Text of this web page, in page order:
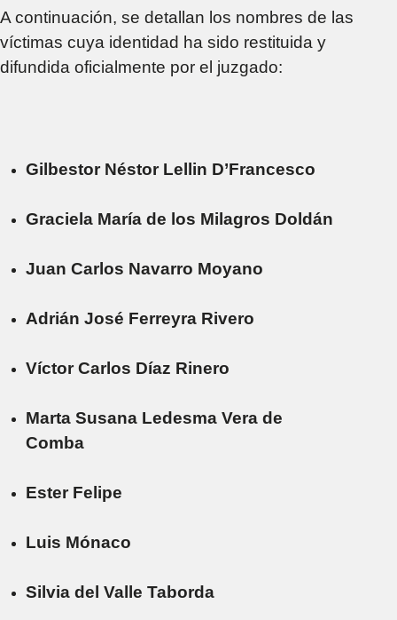
A continuación, se detallan los nombres de las
víctimas cuya identidad ha sido restituida y
difundida oficialmente por el juzgado:
Gilbestor Néstor Lellin D’Francesco
Graciela María de los Milagros Doldán
Juan Carlos Navarro Moyano
Adrián José Ferreyra Rivero
Víctor Carlos Díaz Rinero
Marta Susana Ledesma Vera de
Comba
Ester Felipe
Luis Mónaco
Silvia del Valle Taborda